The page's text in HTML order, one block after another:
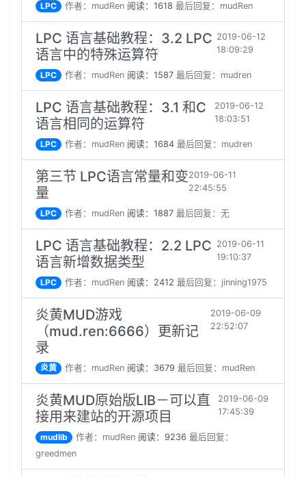
LPC 作者：mudRen 阅读：1618最后回复：mudRen
LPC 语言基础教程：3.2 LPC
语言中的特殊运算符
2019-06-12
18:09:29
LPC 作者：mudRen 阅读：1587最后回复：mudren
LPC 语言基础教程：3.1 和C
语言相同的运算符
2019-06-12
18:03:51
LPC 作者：mudRen 阅读：1684最后回复：mudren
第三节 LPC语言常量和变
量
2019-06-11
22:45:55
LPC 作者：mudRen 阅读：1887最后回复：无
LPC 语言基础教程：2.2 LPC
语言新增数据类型
2019-06-11
19:10:37
LPC 作者：mudRen 阅读：2412最后回复：jinning1975
炎黄MUD游戏
（mud.ren:6666）更新记
录
2019-06-09
22:52:07
炎黄 作者：mudRen 阅读：3679最后回复：mudRen
炎黄MUD原始版LIB－可以直
接用来建站的开源项目
2019-06-09
17:45:39
mudlib 作者：mudRen 阅读：9236最后回复：
greedmen